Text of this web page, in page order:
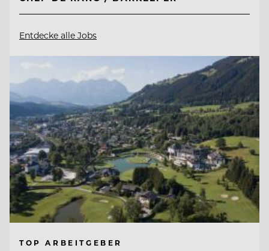
Entdecke alle Jobs
TOP ARBEITGEBER